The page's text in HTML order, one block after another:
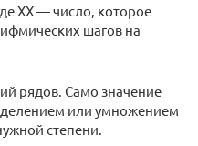
XX — число, которое
шагов на
рядов. Само значение
или умножением
степени.